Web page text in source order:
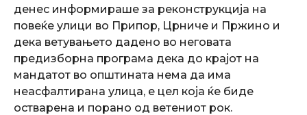
денес информираше за реконструкција на
повеќе улици во Припор, Црниче и Пржино и
дека ветувањето дадено во неговата
предизборна програма дека до крајот на
мандатот во општината нема да има
неасфалтирана улица, е цел која ќе биде
остварена и порано од ветениот рок.